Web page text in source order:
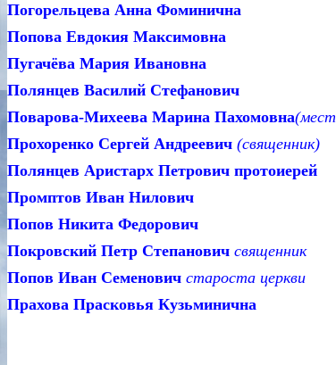
Погорельцева
Попова
Пугачёва
Полянцев
Поварова-Михеева Марина Пахомовна(м
Прохоренко Сергей Андреевич
Полянцев Аристарх Петрович протоиерей
Промптов
Попов
Покровский Петр Степанович
Попов Иван Семенович
Прахова